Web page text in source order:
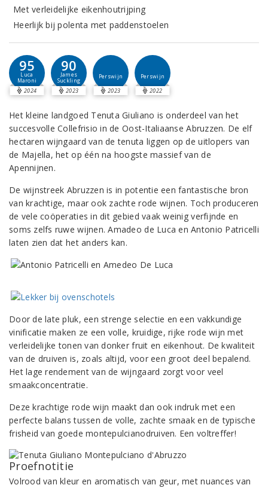
Met verleidelijke eikenhoutrijping
Heerlijk bij polenta met paddenstoelen
95
Luca
Maroni
2024
90
James
Suckling
2023
Perswijn
2023
Perswijn
2022
Het kleine landgoed Tenuta Giuliano is onderdeel van het
succesvolle Collefrisio in de Oost-Italiaanse Abruzzen. De elf
hectaren wijngaard van de tenuta liggen op de uitlopers van
de Majella, het op één na hoogste massief van de
Apennijnen.
De wijnstreek Abruzzen is in potentie een fantastische bron
van krachtige, maar ook zachte rode wijnen. Toch produceren
de vele coöperaties in dit gebied vaak weinig verfijnde en
soms zelfs ruwe wijnen. Amadeo de Luca en Antonio Patricelli
laten zien dat het anders kan.
Door de late pluk, een strenge selectie en een vakkundige
vinificatie maken ze een volle, kruidige, rijke rode wijn met
verleidelijke tonen van donker fruit en eikenhout. De kwaliteit
van de druiven is, zoals altijd, voor een groot deel bepalend.
Het lage rendement van de wijngaard zorgt voor veel
smaakconcentratie.
Deze krachtige rode wijn maakt dan ook indruk met een
perfecte balans tussen de volle, zachte smaak en de typische
frisheid van goede montepulcianodruiven. Een voltreffer!
Proefnotitie
Volrood van kleur en aromatisch van geur, met nuances van